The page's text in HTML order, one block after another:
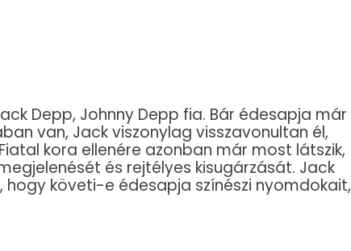
Depp, Johnny Depp fia. Bár édesapja már
van, Jack viszonylag visszavonultan él,
kora ellenére azonban már most látszik,
és rejtélyes kisugárzását. Jack
követi-e édesapja színészi nyomdokait,